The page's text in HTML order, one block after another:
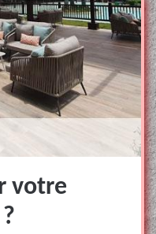
votre